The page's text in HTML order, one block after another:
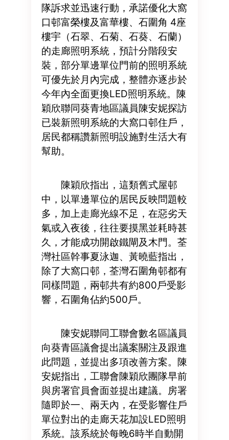
隊訴求並迅速行動，承諾優化大窩
口邨富榮樓及富華樓、石圍角 4座
樓宇（石翠、石菊、石葵、石蘭）
的走廊照明系統，預計分階段安
裝，部分單邊單位門前的照明系統
可優先於月內完成，整體亦逐步於
今年內全面更換LED照明系統。陳
穎欣聯同葵青地區議員陳安妮探訪
已裝新照明系統的大窩口邨住戶，
居民都稱讚新照明設施對生活大有
幫助。
陳穎欣指出，這類舊式屋邨
中，以單邊單位的居民反映問題較
多，加上走廊光線不足，在惡劣天
氣或入夜後，往往要摸黑並耗時甚
久，才能成功開啟鐵閘及木門。荃
灣社區幹事夏泳迦、黃曉藍指出，
除了大窩口邨，荃灣石圍角邨都有
同樣問題，兩邨共有約800戶受影
響，石圍角佔約500戶。
陳安妮聯同工聯會數名區議員
向葵青區議會提出議案關注及跟進
此問題，並提出多項改善方案。陳
安妮指出，工聯會陳穎欣團隊早前
與房署官員會面並提出建議。房署
隨即於一、兩天內，在受影響住戶
單位對出的走廊天花加設LED照明
系統。該系統於每晚6時半自動開